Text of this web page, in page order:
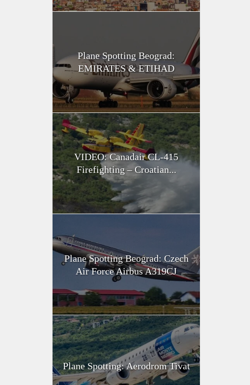
Plane Spotting Beograd:
EMIRATES & ETIHAD
VIDEO: Canadair CL-415
Firefighting – Croatian...
Plane Spotting Beograd: Czech
Air Force Airbus A319CJ
Plane Spotting: Aerodrom Tivat